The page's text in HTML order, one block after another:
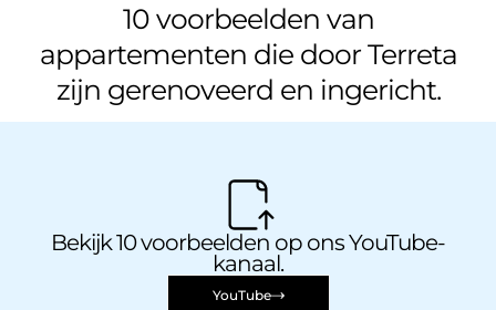
10 voorbeelden van
appartementen die door Terreta
zijn gerenoveerd en ingericht.
Bekijk 10 voorbeelden op ons YouTube-
kanaal.
YouTube